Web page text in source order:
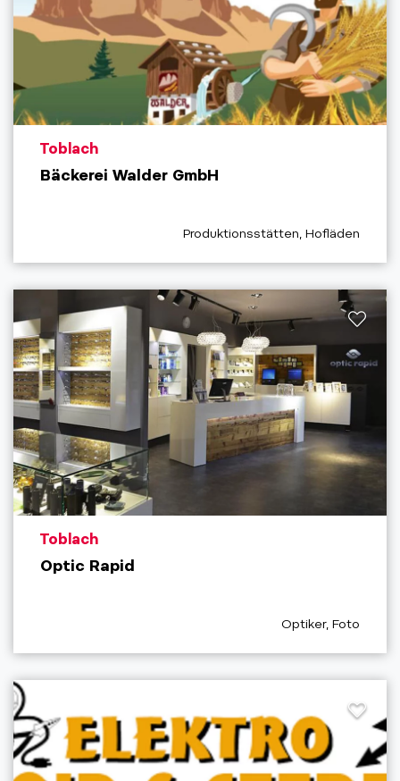
aria.poi_location_prefix
Toblach
Bäckerei Walder GmbH
aria.poi_category_prefix
Produktionsstätten, Hofläden
aria.poi_location_prefix
Toblach
Optic Rapid
Optiker, Foto